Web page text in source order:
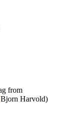
from
Bjorn Harvold)